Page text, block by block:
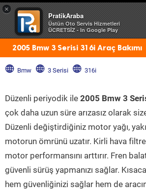
×
PratikAraba
Üstün Oto Servis Hizmetleri
ÜCRETSİZ - In Google Play
2005 Bmw 3 Serisi 316i Araç Bakımı
Bmw 3 Serisi 316i
Düzenli periyodik ile 2005 Bmw 3
çok daha uzun süre arızasız olarak
Düzenli değiştirdiğiniz motor yağı,
motorun ömrünü uzatır. Kirli hava
motor performansını arttırır. Fren
güvenli sürüş yapmanızı sağlar.
hem güvenliğinizi sağlar hem de